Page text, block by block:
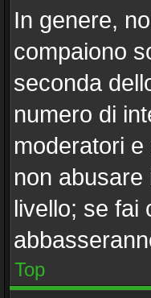
In genere,
compaiono
seconda
numero di
moderatori
non
livello; se fai
Top